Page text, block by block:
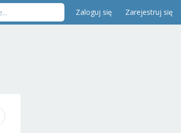
Zaloguj się Zarejestruj się